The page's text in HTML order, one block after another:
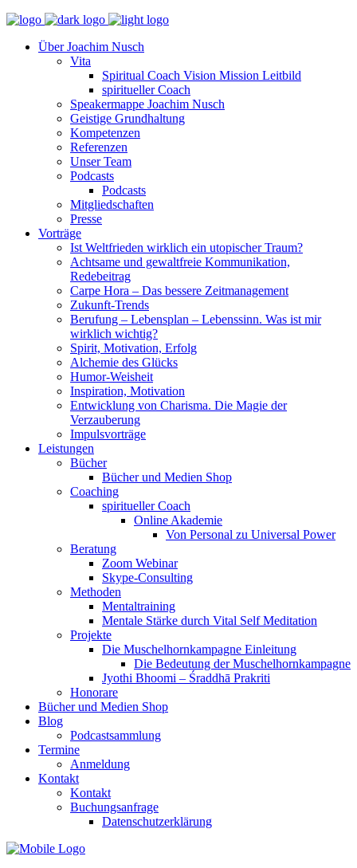
Über Joachim Nusch
Vita
Spiritual Coach Vision Mission Leitbild
spiritueller Coach
Speakermappe Joachim Nusch
Geistige Grundhaltung
Kompetenzen
Referenzen
Unser Team
Podcasts
Podcasts
Mitgliedschaften
Presse
Vorträge
Ist Weltfrieden wirklich ein utopischer Traum?
Achtsame und gewaltfreie Kommunikation,
Redebeitrag
Carpe Hora – Das bessere Zeitmanagement
Zukunft-Trends
Berufung – Lebensplan – Lebenssinn. Was ist mir
wirklich wichtig?
Spirit, Motivation, Erfolg
Alchemie des Glücks
Humor-Weisheit
Inspiration, Motivation
Entwicklung von Charisma. Die Magie der
Verzauberung
Impulsvorträge
Leistungen
Bücher
Bücher und Medien Shop
Coaching
spiritueller Coach
Online Akademie
Von Personal zu Universal Power
Beratung
Zoom Webinar
Skype-Consulting
Methoden
Mentaltraining
Mentale Stärke durch Vital Self Meditation
Projekte
Die Muschelhornkampagne Einleitung
Die Bedeutung der Muschelhornkampagne
Jyothi Bhoomi – Śraddhā Prakriti
Honorare
Bücher und Medien Shop
Blog
Podcastsammlung
Termine
Anmeldung
Kontakt
Kontakt
Buchungsanfrage
Datenschutzerklärung